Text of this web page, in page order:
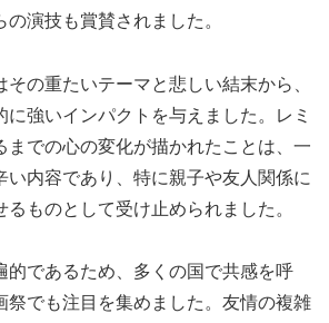
の演技も賞賛されました。
の重たいテーマと悲しい結末から、
に強いインパクトを与えました。レミ
までの心の変化が描かれたことは、一
い内容であり、特に親子や友人関係に
ものとして受け止められました。
的であるため、多くの国で共感を呼
祭でも注目を集めました。友情の複雑